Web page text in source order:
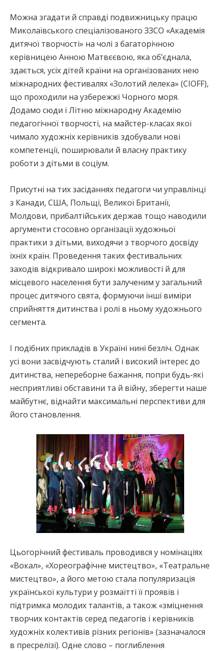
Можна згадати й справді подвижницьку працю
Миколаївського спеціалізованого ЗЗСО «Академія
дитячої творчості» на чолі з багаторічною
керівницею Анною Матвєєвою, яка об’єднала,
здається, усіх дітей країни на організованих нею
міжнародних фестивалях «Золотий лелека» (СІОFF),
що проходили на узбережжі Чорного моря.
Додамо сюди і Літню міжнародну Академію
педагогічної творчості, на майстер-класах якої
чимало художніх керівників здобували нові
компетенції, поширювали й власну практику
роботи з дітьми в соціум.
Присутні на тих засіданнях педагоги чи управлінці
з Канади, США, Польщі, Великої Британії,
Молдови, прибалтійських держав тощо наводили
аргументи стосовно організації художньої
практики з дітьми, виходячи з творчого досвіду
їхніх країн. Проведення таких фестивальних
заходів відкривало широкі можливості й для
місцевого населення бути залученим у загальний
процес дитячого свята, формуючи інші виміри
сприйняття дитинства і ролі в ньому художнього
сегмента.
І подібних прикладів в Україні нині безліч. Однак
усі вони засвідчують сталий і високий інтерес до
дитинства, непереборне бажання, попри будь-які
несприятливі обставини та й війну, зберегти наше
майбутнє, віднайти максимальні перспективи для
його становлення.
Цьогорічний фестиваль проводився у номінаціях
«Вокал», «Хореографічне мистецтво», «Театральне
мистецтво», а його метою стала популяризація
української культури у розмаїтті її проявів і
підтримка молодих талантів, а також «зміцнення
творчих контактів серед педагогів і керівників
художніх колективів різних регіонів» (зазначалося
в пресрелізі). Одне слово – поглиблення